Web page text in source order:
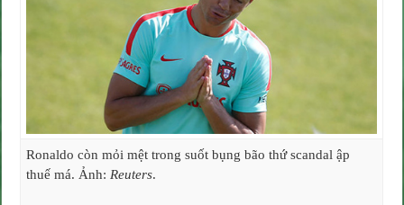
Ronaldo còn mỏi mệt trong suốt bụng bão thứ scandal ập
thuế má. Ảnh:Reuters.